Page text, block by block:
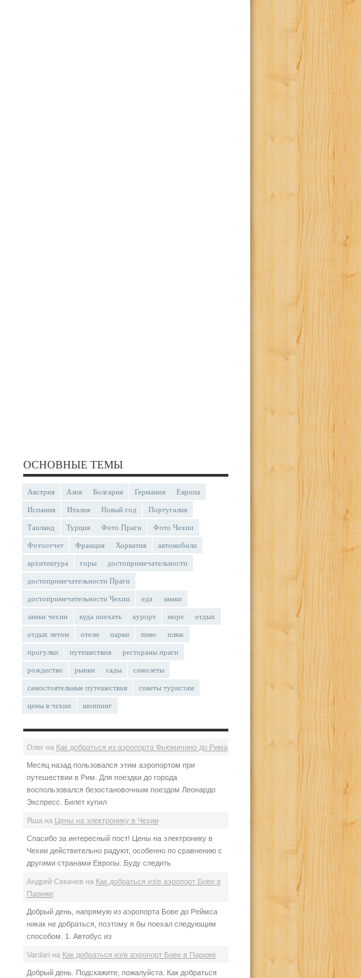
ОСНОВНЫЕ ТЕМЫ
Австрия Азия Болгария Германия Европа
Испания Италия Новый год Португалия
Таиланд Турция Фото Праги Фото Чехии
Фотоотчет Франция Хорватия автомобили
архитектура горы достопримечательности
достопримечательности Праги
достопримечательности Чехии еда замки
замки чехии куда поехать курорт море отдых
отдых летом отели парки пиво пляж
прогулки путешествия рестораны праги
рождество рынки сады самолеты
самостоятельные путешествия советы туристам
цены в чехии шоппинг
Олегна Как добраться из аэропорта Фьюмичино до Рима
Месяц назад пользовался этим аэропортом при
путешествии в Рим. Для поездки до города
воспользовался безостановочным поездом Леонардо
Экспресс. Билет купил
Яша на Цены на электронику в Чехии
Спасибо за интересный пост! Цены на электронику в
Чехии действительно радуют, особенно по сравнению с
другими странами Европы. Буду следить
Андрей Секачев на Как добраться из/в аэропорт Бове в
Париже
Добрый день, напрямую из аэропорта Бове до Реймса
никак не добраться, поэтому я бы поехал следующим
способом. 1. Автобус из
Vardanна Как добраться из/в аэропорт Бове в Париже
Добрый день. Подскажите, пожалуйста. Как добраться